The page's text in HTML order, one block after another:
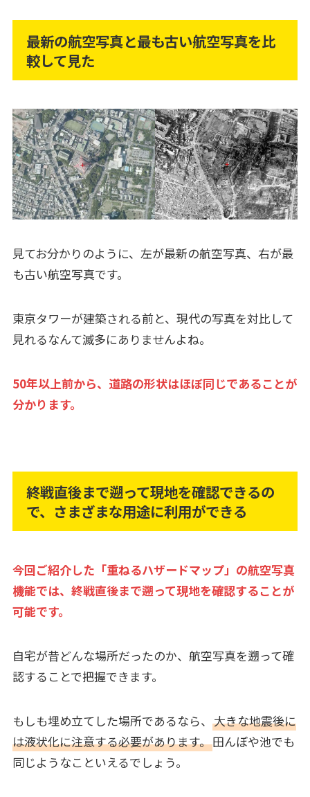
最新の航空写真と最も古い航空写真を比
較して見た
見てお分かりのように、左が最新の航空写真、右が最
も古い航空写真です。
東京タワーが建築される前と、現代の写真を対比して
見れるなんて滅多にありませんよね。
50年以上前から、道路の形状はほぼ同じであることが
分かります。
終戦直後まで遡って現地を確認できるの
で、さまざまな用途に利用ができる
今回ご紹介した「重ねるハザードマップ」の航空写真
機能では、終戦直後まで遡って現地を確認することが
可能です。
自宅が昔どんな場所だったのか、航空写真を遡って確
認することで把握できます。
もしも埋め立てした場所であるなら、 大きな地震後に
は液状化に注意する必要があります。田んぼや池でも
同じようなこといえるでしょう。